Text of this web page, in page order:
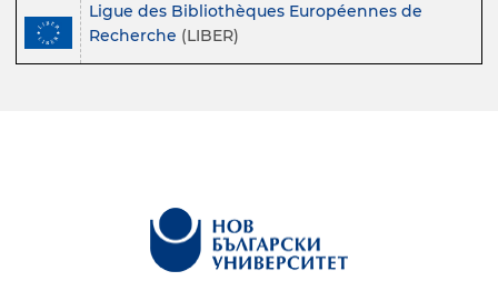
Ligue des Bibliothèques Européennes de
Recherche (LIBER)